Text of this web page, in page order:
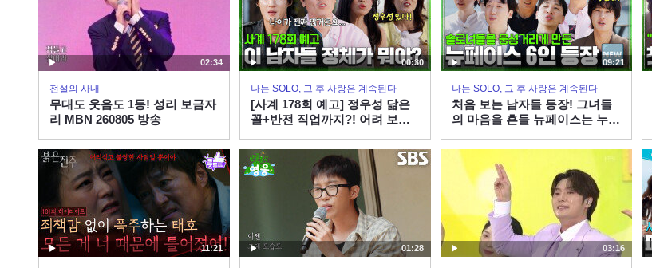
02:34
전설의 사내
무대도 웃음도 1등! 성리 보금자
리 MBN 260805 방송
00:30
나는 SOLO, 그 후 사랑은 계속된다
[사계 178회 예고] 정우성 닮은
꼴+반전 직업까지?! 어려 보이
계 EP.178ㅣSBS PLUS X ENA
ㅣ목요일 밤 10시 30분
09:21
나는 SOLO, 그 후 사랑은 계속된다
처음 보는 남자들 등장! 그녀들
의 마음을 흔들 뉴페이스는 누
PLUS X ENAㅣ목요일 밤 10시
30분
11:21 01:28 03:16